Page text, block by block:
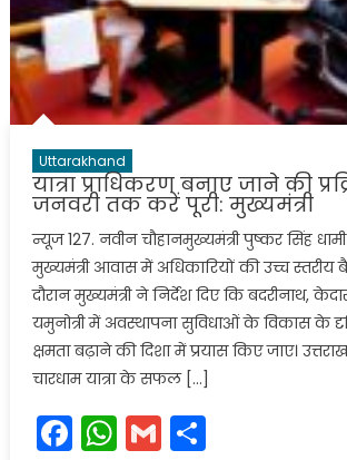
Uttarakhand
यात्रा प्राधिकरण बनाए जाने की
जनवरी तक करें पूरी: मुख्यमंत्री
न्यूज 127. नवीन चौहानमुख्यमंत्री पुष्कर सिंह
मुख्यमंत्री आवास में अधिकारियों की उच्च
दौरान मुख्यमंत्री ने निर्देश दिए कि बदरीनाथ,
यमुनोत्री में अवस्थापना सुविधाओं के विकास के
क्षमता बढ़ाने की दिशा में प्रयास किए जाए।
चारधाम यात्रा के सफल […]
Facebook
WhatsApp
GmailShare